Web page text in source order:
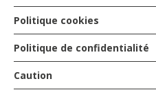
Politique cookies
Politique de confidentialité
Caution